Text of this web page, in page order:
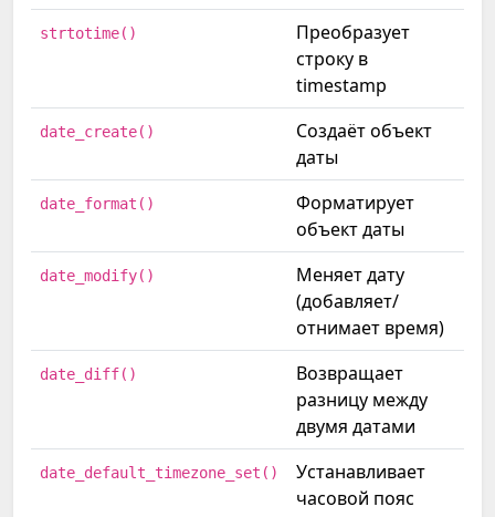
strtotime()
Преобразует
строку в
timestamp
date_create()
Создаёт объект
даты
date_format()
Форматирует
объект даты
date_modify()
Меняет дату
(добавляет/
отнимает время)
date_diff()
Возвращает
разницу между
двумя датами
date_default_timezone_set()
Устанавливает
часовой пояс